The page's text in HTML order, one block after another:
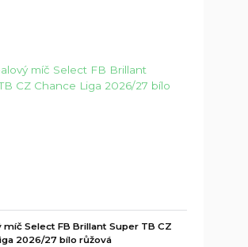
míč Select FB Brillant Super TB CZ
2026/27 bílo růžová